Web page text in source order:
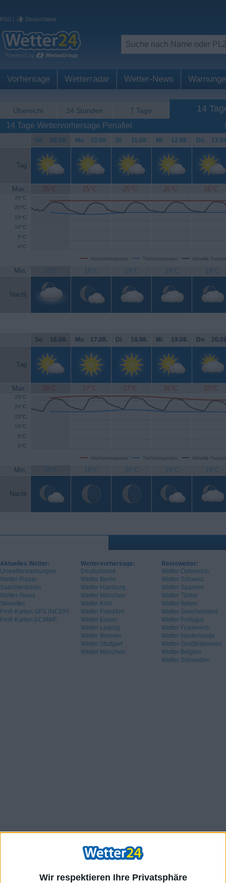
Wir respektieren Ihre Privatsphäre
RSS | Deutschland
Vorhersage Wetterradar Wetter-News
Übersicht 24 Stunden 7 Tage 14
14 Tage Wettervorhersage Penafiel
So. 09.08. Mo. 10.08. Di. 11.08. Mi. 12.08. Do.
Tag
Max. 25°C 25°C 25°C 25°C 25°C
Höchsttemperatur Tiefsttemperatur Aktuelle
0°C
5°C
10°C
15°C
20°C
25°C
Min. 19°C 18°C 19°C 19°C 19°C
Nacht
So. 16.08. Mo. 17.08. Di. 18.08. Mi. 19.08. Do.
Tag
Max. 26°C 27°C 27°C 26°C 25°C
Höchsttemperatur Tiefsttemperatur Aktuelle
0°C
5°C
10°C
15°C
20°C
25°C
Min. 19°C 19°C 20°C 19°C 19°C
Nacht
Aktuelles Wetter:
Unwetterwarnungen
Wetter-Radar
Satellitenbilder
Wetter-News
Skiwetter
Profi-Karten GFS (NCEP)
Profi-Karten ECMWF
Wettervorhersage:
Deutschland
Wetter Berlin
Wetter Hamburg
Wetter München
Wetter Köln
Wetter Frankfurt
Wetter Essen
Wetter Leipzig
Wetter Bremen
Wetter Stuttgart
Wetter München
Reisewetter:
Wetter Österreich
Wetter Schweiz
Wetter Spanien
Wetter Türkei
Wetter Italien
Wetter Griechenland
Wetter Portugal
Wetter Frankreich
Wetter Niederlande
Wetter Großbritannien
Wetter Belgien
Wetter Schweden